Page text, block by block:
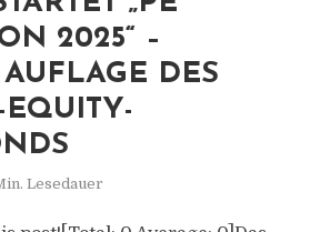
2025“ –
DES
EQUITY-
Lesedauer